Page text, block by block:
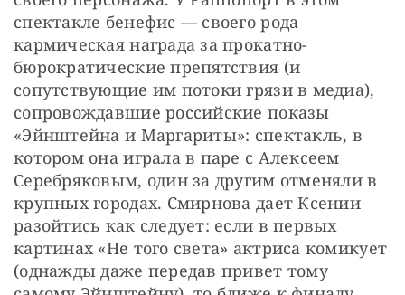
спектакле бенефис — своего рода
кармическая награда за прокатно-
бюрократические препятствия (и
сопутствующие им потоки грязи в медиа),
сопровождавшие российские показы
«Эйнштейна и Маргариты»: спектакль, в
котором она играла в паре с Алексеем
Серебряковым, один за другим отменяли в
крупных городах. Смирнова дает Ксении
разойтись как следует: если в первых
картинах «Не того света» актриса комикует
(однажды даже передав привет тому